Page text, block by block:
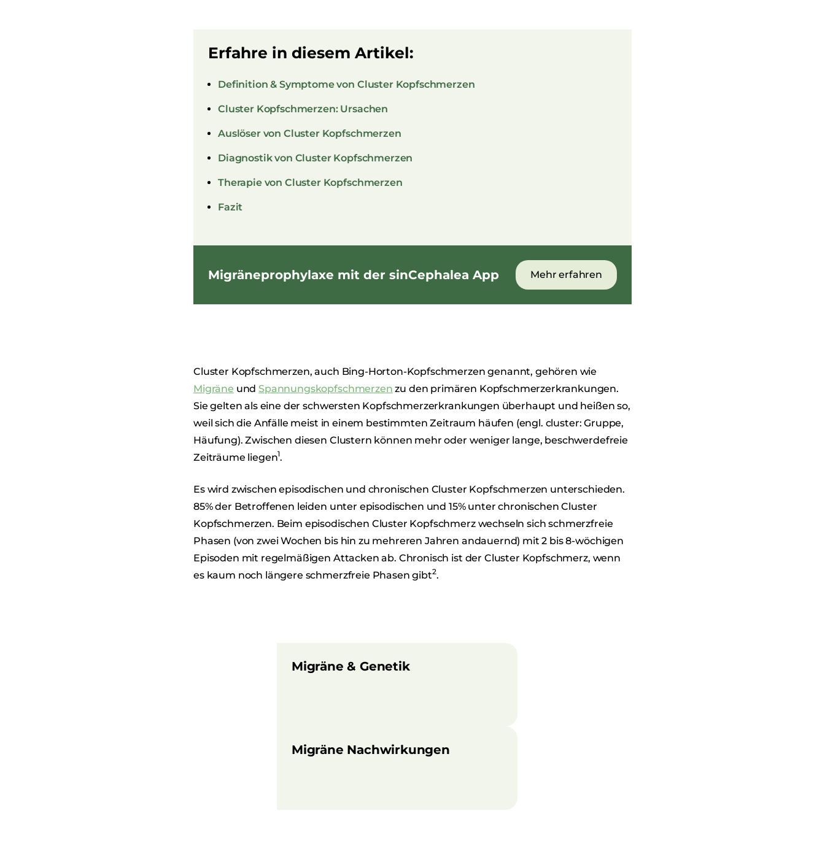
Erfahre in diesem Artikel:
Definition & Symptome von Cluster Kopfschmerzen
Cluster Kopfschmerzen: Ursachen
Auslöser von Cluster Kopfschmerzen
Diagnostik von Cluster Kopfschmerzen
Therapie von Cluster Kopfschmerzen
Fazit
Migräneprophylaxe mit der sinCephalea App Mehr erfahren
Cluster Kopfschmerzen, auch Bing-Horton-Kopfschmerzen genannt, gehören wie
Migräne und Spannungskopfschmerzen zu den primären Kopfschmerzerkrankungen.
Sie gelten als eine der schwersten Kopfschmerzerkrankungen überhaupt und heißen so,
weil sich die Anfälle meist in einem bestimmten Zeitraum häufen (engl. cluster: Gruppe,
Häufung). Zwischen diesen Clustern können mehr oder weniger lange, beschwerdefreie
Zeiträume liegen1.
Es wird zwischen episodischen und chronischen Cluster Kopfschmerzen unterschieden.
85% der Betroffenen leiden unter episodischen und 15% unter chronischen Cluster
Kopfschmerzen. Beim episodischen Cluster Kopfschmerz wechseln sich schmerzfreie
Phasen (von zwei Wochen bis hin zu mehreren Jahren andauernd) mit 2 bis 8-wöchigen
Episoden mit regelmäßigen Attacken ab. Chronisch ist der Cluster Kopfschmerz, wenn
es kaum noch längere schmerzfreie Phasen gibt2.
Migräne & Genetik
Migräne Nachwirkungen